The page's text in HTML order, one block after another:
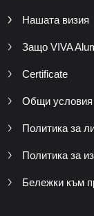
Нашата визия
Защо VIVA
Certificate
Общи условия
Политика за
Политика за
Бележки към